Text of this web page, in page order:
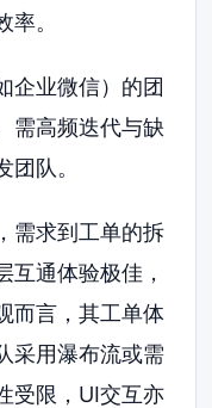
。
企业微信）的团
需高频迭代与缺
队。
需求到工单的拆
互通体验极佳，
而言，其工单体
采用瀑布流或需
受限，UI交互亦